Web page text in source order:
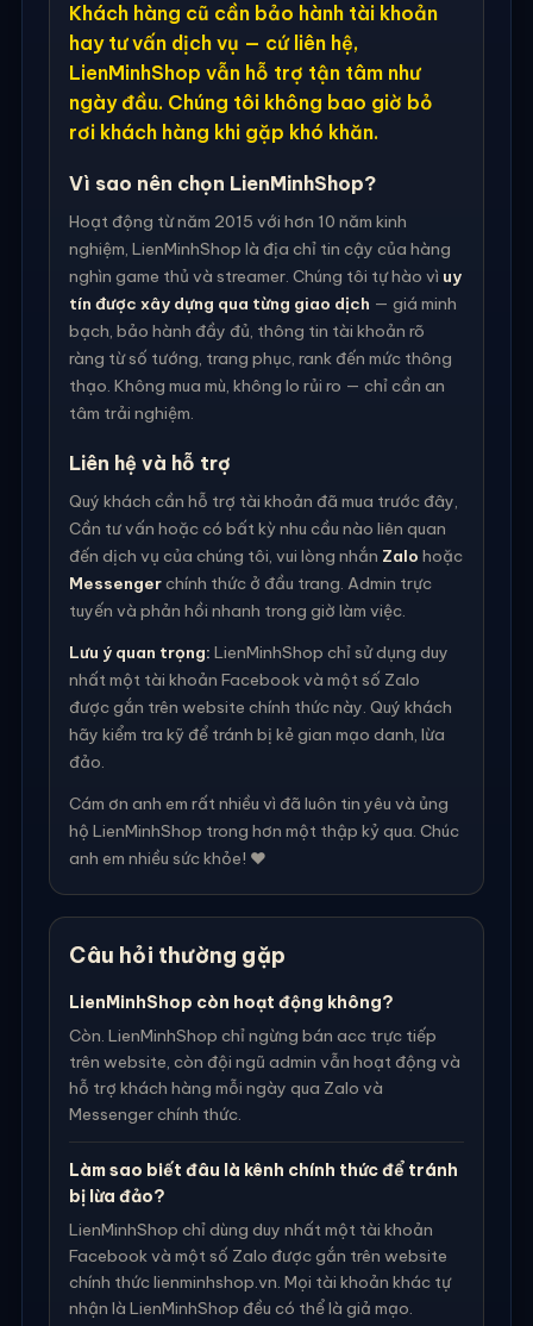
Khách hàng cũ cần bảo hành tài khoản
hay tư vấn dịch vụ — cứ liên hệ,
LienMinhShop vẫn hỗ trợ tận tâm như
ngày đầu. Chúng tôi không bao giờ bỏ
rơi khách hàng khi gặp khó khăn.
Vì sao nên chọn LienMinhShop?
Hoạt động từ năm 2015 với hơn 10 năm kinh
nghiệm, LienMinhShop là địa chỉ tin cậy của hàng
nghìn game thủ và streamer. Chúng tôi tự hào vì uy
tín được xây dựng qua từng giao dịch — giá minh
bạch, bảo hành đầy đủ, thông tin tài khoản rõ
ràng từ số tướng, trang phục, rank đến mức thông
thạo. Không mua mù, không lo rủi ro — chỉ cần an
tâm trải nghiệm.
Liên hệ và hỗ trợ
Quý khách cần hỗ trợ tài khoản đã mua trước đây,
Cần tư vấn hoặc có bất kỳ nhu cầu nào liên quan
đến dịch vụ của chúng tôi, vui lòng nhắn Zalo hoặc
Messengerchính thức ở đầu trang. Admin trực
tuyến và phản hồi nhanh trong giờ làm việc.
Lưu ý quan trọng: LienMinhShop chỉ sử dụng duy
nhất một tài khoản Facebook và một số Zalo
được gắn trên website chính thức này. Quý khách
hãy kiểm tra kỹ để tránh bị kẻ gian mạo danh, lừa
đảo.
Cám ơn anh em rất nhiều vì đã luôn tin yêu và ủng
hộ LienMinhShop trong hơn một thập kỷ qua. Chúc
anh em nhiều sức khỏe! ❤️
Câu hỏi thường gặp
LienMinhShop còn hoạt động không?
Còn. LienMinhShop chỉ ngừng bán acc trực tiếp
trên website, còn đội ngũ admin vẫn hoạt động và
hỗ trợ khách hàng mỗi ngày qua Zalo và
Messenger chính thức.
Làm sao biết đâu là kênh chính thức để tránh
bị lừa đảo?
LienMinhShop chỉ dùng duy nhất một tài khoản
Facebook và một số Zalo được gắn trên website
chính thức lienminhshop.vn. Mọi tài khoản khác tự
nhận là LienMinhShop đều có thể là giả mạo.